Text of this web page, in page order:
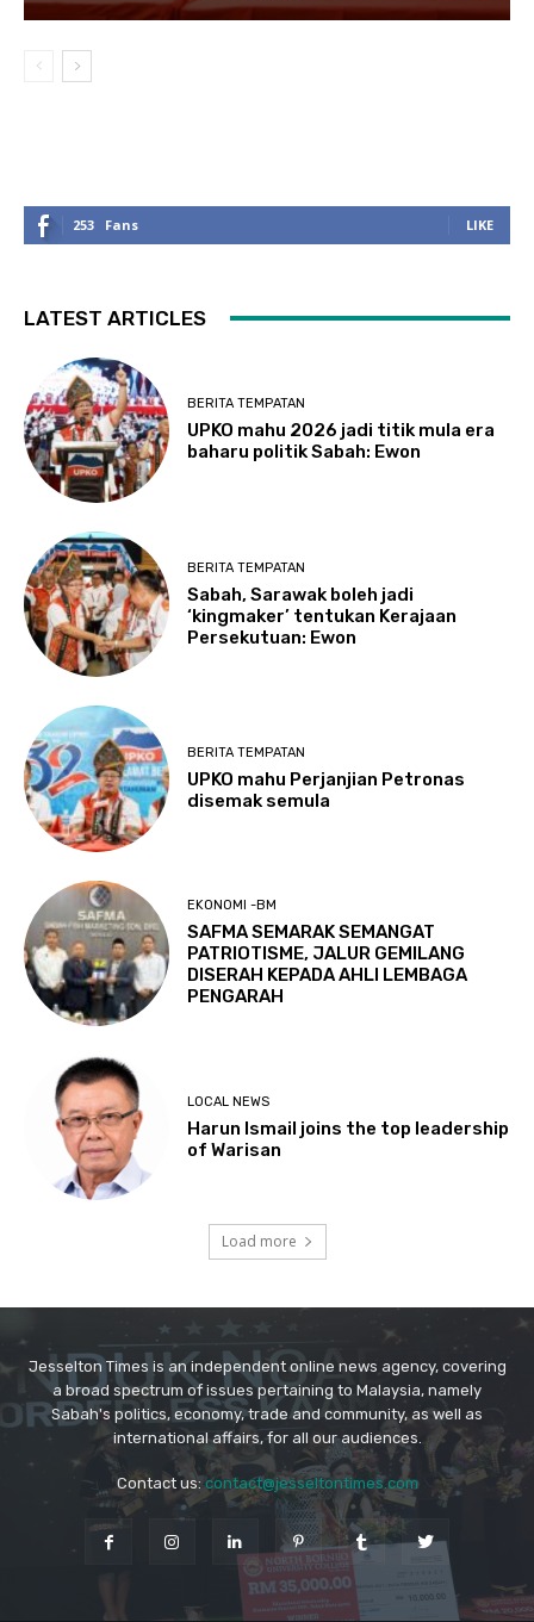
Jesselton Times is an independent online news agency, covering
a broad spectrum of issues pertaining to Malaysia, namely
Sabah's politics, economy, trade and community, as well as
international affairs, for all our audiences.
Contact us: contact@jesseltontimes.com